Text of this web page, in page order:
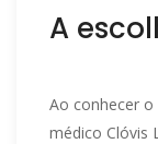
A
Ao conhecer o
médico Clóvis